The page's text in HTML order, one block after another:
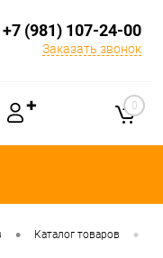
+7 (981) 107-24-00
Заказать звонок
✚ 0
• Каталог товаров •